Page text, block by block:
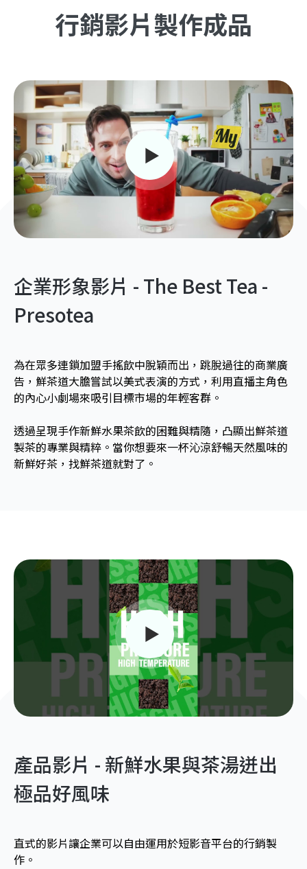
行銷影片製作成品
企業形象影片 - The Best Tea -
Presotea
為在眾多連鎖加盟手搖飲中脫穎而出，跳脫過往的商業廣
告，鮮茶道大膽嘗試以美式表演的方式，利用直播主角色
的內心小劇場來吸引目標市場的年輕客群。
透過呈現手作新鮮水果茶飲的困難與精隨，凸顯出鮮茶道
製茶的專業與精粹。當你想要來一杯沁涼舒暢天然風味的
新鮮好茶，找鮮茶道就對了。
產品影片 - 新鮮水果與茶湯迸出
極品好風味
直式的影片讓企業可以自由運用於短影音平台的行銷製
作。